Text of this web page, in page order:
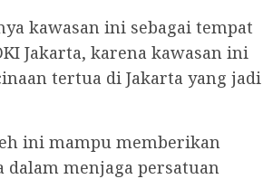
kawasan ini sebagai tempat
Jakarta, karena kawasan ini
tertua di Jakarta yang jadi
ini mampu memberikan
dalam menjaga persatuan